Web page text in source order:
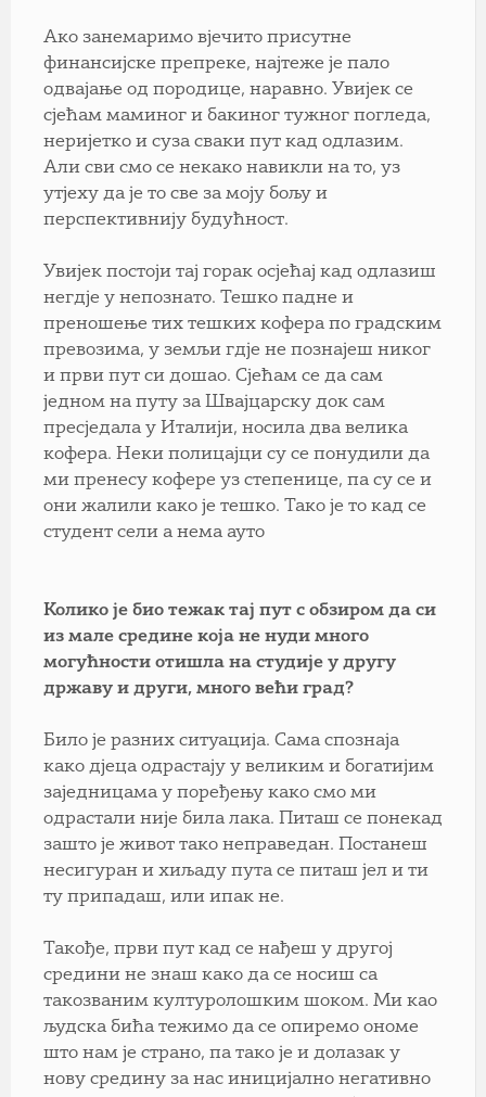
Ако занемаримо вјечито присутне
финансијске препреке, најтеже је пало
одвајање од породице, наравно. Увијек се
сјећам маминог и бакиног тужног погледа,
неријетко и суза сваки пут кад одлазим.
Али сви смо се некако навикли на то, уз
утјеху да је то све за моју бољу и
перспективнију будућност.
Увијек постоји тај горак осјећај кад одлазиш
негдје у непознато. Тешко падне и
преношење тих тешких кофера по градским
превозима, у земљи гдје не познајеш никог
и први пут си дошао. Сјећам се да сам
једном на путу за Швајцарску док сам
пресједала у Италији, носила два велика
кофера. Неки полицајци су се понудили да
ми пренесу кофере уз степенице, па су се и
они жалили како је тешко. Тако је то кад се
студент сели а нема ауто
Колико је био тежак тај пут с обзиром да си
из мале средине која не нуди много
могућности отишла на студије у другу
државу и други, много већи град?
Било је разних ситуација. Сама спознаја
како дјеца одрастају у великим и богатијим
заједницама у поређењу како смо ми
одрастали није била лака. Питаш се понекад
зашто је живот тако неправедан. Постанеш
несигуран и хиљаду пута се питаш јел и ти
ту припадаш, или ипак не.
Такође, први пут кад се нађеш у другој
средини не знаш како да се носиш са
такозваним културолошким шоком. Ми као
људска бића тежимо да се опиремо ономе
што нам је страно, па тако је и долазак у
нову средину за нас иницијално негативно